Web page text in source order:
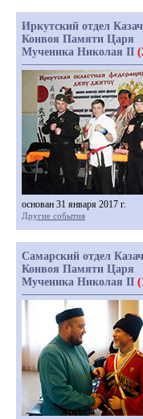
Иркутский отдел
Конвоя Памяти Царя
Мученика Николая II
основан 31 января 2017 г.
Другие события
Самарский отдел
Конвоя Памяти Царя
Мученика Николая II